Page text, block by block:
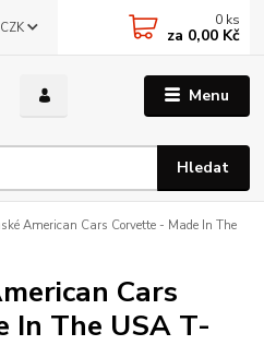
Menu
CZK
Hledat
0 ks
za 0,00 Kč
American Cars Corvette - Made In The
Cars
In The USA T-